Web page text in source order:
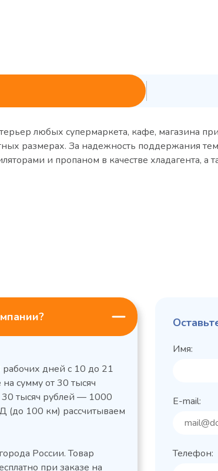
любых супермаркета, кафе, магазина
размерах. За надежность поддержания
и пропаном в качестве хладагента, а
стол Polair
1050421d
Polair
Расход
дней с 10 до 21
на сумму от 30 тысяч
30 тысяч рублей — 1000
(до 100 км) рассчитываем
России. Товар
при заказе на
Имя:
E-mail:
Телефон: